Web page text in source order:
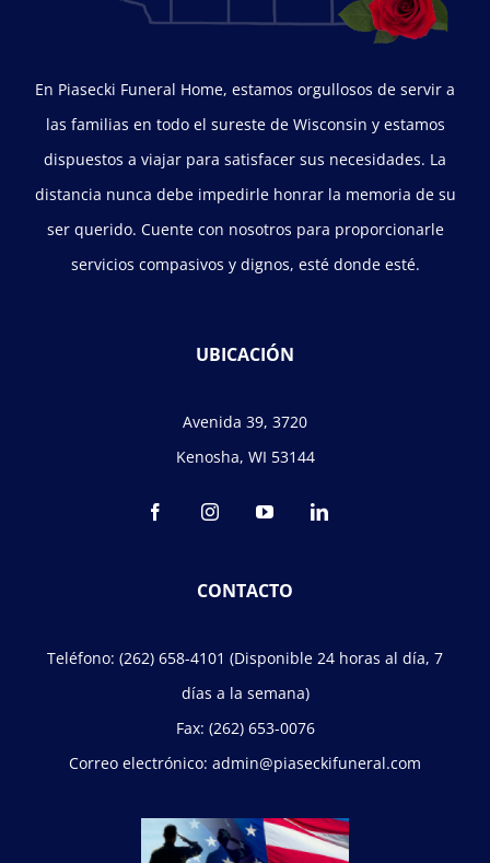
En Piasecki Funeral Home, estamos orgullosos de servir a
las familias en todo el sureste de Wisconsin y estamos
dispuestos a viajar para satisfacer sus necesidades. La
distancia nunca debe impedirle honrar la memoria de su
ser querido. Cuente con nosotros para proporcionarle
servicios compasivos y dignos, esté donde esté.
UBICACIÓN
Avenida 39, 3720
Kenosha, WI 53144
CONTACTO
Teléfono: (262) 658-4101 (Disponible 24 horas al día, 7
días a la semana)
Fax: (262) 653-0076
Correo electrónico: admin@piaseckifuneral.com